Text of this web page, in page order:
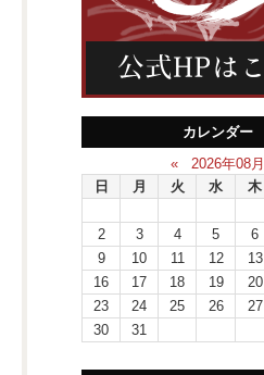
カレンダー
«
2026年08月
日
月 火 水 木
2
3 4 5 6
9
10 11 12 13
16
17 18 19 20
23
24 25 26 27
30
31